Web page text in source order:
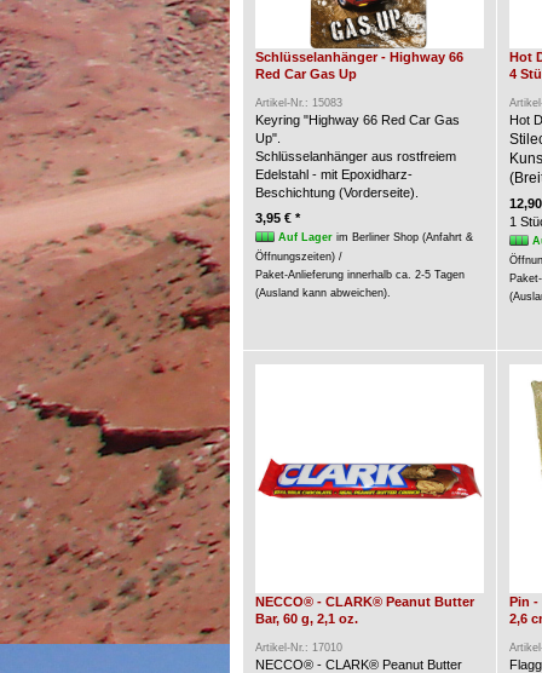
Schlüsselanhänger - Highway 66
Red Car Gas Up
Artikel-Nr.: 15083
Keyring "Highway 66 Red Car Gas
Up".
Schlüsselanhänger aus rostfreiem
Edelstahl - mit Epoxidharz-
Beschichtung (Vorderseite).
3,95 € *
Auf Lagerim Berliner Shop (Anfahrt &
Öffnungszeiten) /
Paket-Anlieferung innerhalb ca. 2-5 Tagen
(Ausland kann abweichen).
Hot
4
Hot
1
NECCO® - CLARK® Peanut Butter
Bar, 60 g, 2,1 oz.
Artikel-Nr.: 17010
NECCO® - CLARK® Peanut Butter
Pin -
2,6